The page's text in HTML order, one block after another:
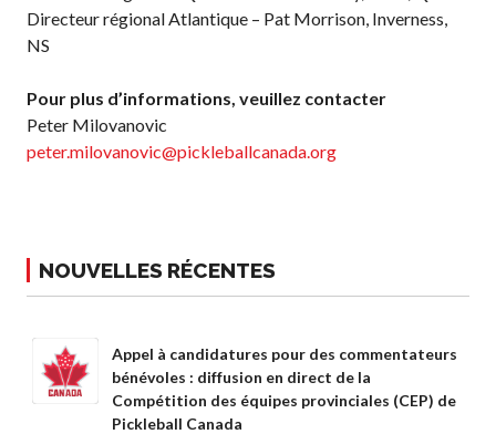
Adhésion –
Renouvèlement
fréquentes
concernant l’adhésion
Recherche de
Programme
Questions
fréquentes
concernant
Directeur régional Atlantique – Pat Morrison, Inverness,
NS
Pour plus d’informations, veuillez contacter
Peter Milovanovic
peter.milovanovic@pickleballcanada.org
NOUVELLES RÉCENTES
Appel à candidatures pour des commentateurs
bénévoles : diffusion en direct de la
Compétition des équipes provinciales (CEP) de
Pickleball Canada